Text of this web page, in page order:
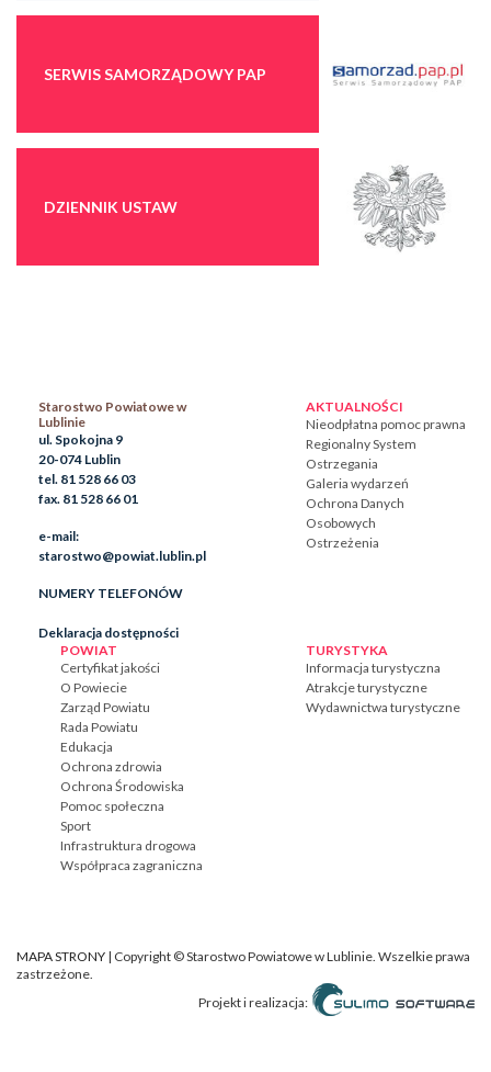
SERWIS SAMORZĄDOWY PAP
DZIENNIK USTAW
Starostwo Powiatowe w
Lublinie
ul. Spokojna 9
20-074 Lublin
tel. 81 528 66 03
fax. 81 528 66 01
e-mail:
starostwo@powiat.lublin.pl
NUMERY TELEFONÓW
Deklaracja dostępności
AKTUALNOŚCI
Nieodpłatna pomoc prawna
Regionalny System
Ostrzegania
Galeria wydarzeń
Ochrona Danych
Osobowych
Ostrzeżenia
POWIAT
Certyfikat jakości
O Powiecie
Zarząd Powiatu
Rada Powiatu
Edukacja
Ochrona zdrowia
Ochrona Środowiska
Pomoc społeczna
Sport
Infrastruktura drogowa
Współpraca zagraniczna
TURYSTYKA
Informacja turystyczna
Atrakcje turystyczne
Wydawnictwa turystyczne
MAPA STRONY | Copyright © Starostwo Powiatowe w Lublinie. Wszelkie prawa
zastrzeżone.
Projekt i realizacja: